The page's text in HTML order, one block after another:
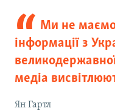
Ми не маємо
інформації з
медіа
Ян Гартл